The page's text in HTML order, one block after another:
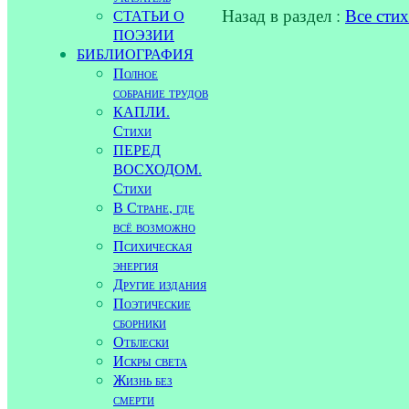
СТАТЬИ О
ПОЭЗИИ
БИБЛИОГРАФИЯ
Полное
собрание трудов
КАПЛИ.
Стихи
ПЕРЕД
ВОСХОДОМ.
Стихи
В Стране, где
всё возможно
Психическая
энергия
Другие издания
Поэтические
сборники
Отблески
Искры света
Жизнь без
смерти
Назад в раздел : Все